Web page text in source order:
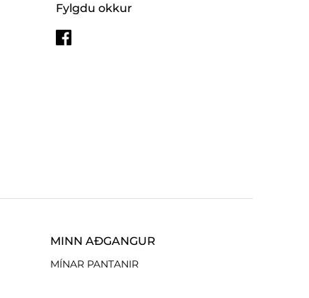
Fylgdu okkur
MINN AÐGANGUR
MÍNAR PANTANIR